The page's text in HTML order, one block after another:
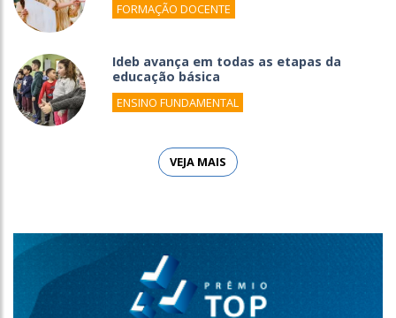
FORMAÇÃO DOCENTE
Ideb avança em todas as etapas da
educação básica
ENSINO FUNDAMENTAL
VEJA MAIS